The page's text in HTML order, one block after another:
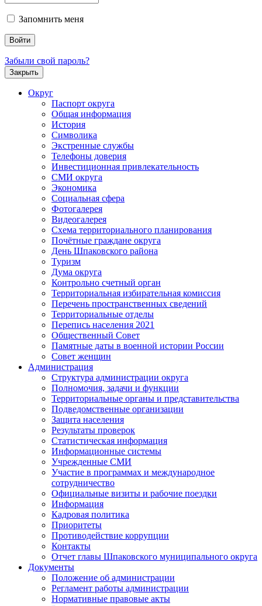
Запомнить меня
Забыли свой пароль?
Закрыть
Округ
Паспорт округа
Общая информация
История
Символика
Экстренные службы
Телефоны доверия
Инвестиционная привлекательность
СМИ округа
Экономика
Социальная сфера
Фотогалерея
Видеогалерея
Схема территориального планирования
Почётные граждане округа
День Шпаковского района
Туризм
Дума округа
Контрольно счетный орган
Территориальная избирательная комиссия
Перечень пространственных сведений
Территориальные отделы
Перепись населения 2021
Общественный Совет
Памятные даты в военной истории России
Совет женщин
Администрация
Структура администрации округа
Полномочия, задачи и функции
Территориальные органы и представительства
Подведомственные организации
Защита населения
Результаты проверок
Статистическая информация
Информационные системы
Учрежденные СМИ
Участие в программах и международное
сотрудничество
Официальные визиты и рабочие поездки
Информация
Кадровая политика
Приоритеты
Противодействие коррупции
Контакты
Отчет главы Шпаковского муниципального округа
Документы
Положение об администрации
Регламент работы администрации
Нормативные правовые акты